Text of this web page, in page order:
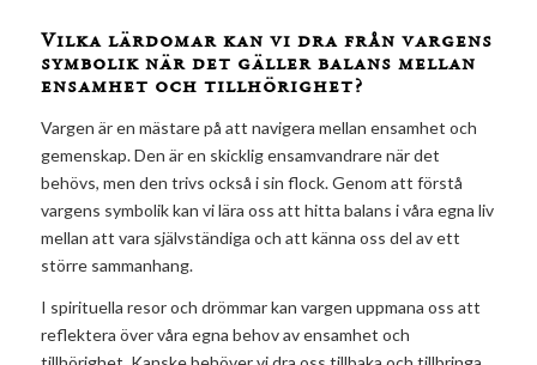
Vilka lärdomar kan vi dra från vargens
symbolik när det gäller balans mellan
ensamhet och tillhörighet?
Vargen är en mästare på att navigera mellan ensamhet och
gemenskap. Den är en skicklig ensamvandrare när det
behövs, men den trivs också i sin flock. Genom att förstå
vargens symbolik kan vi lära oss att hitta balans i våra egna liv
mellan att vara självständiga och att känna oss del av ett
större sammanhang.
I spirituella resor och drömmar kan vargen uppmana oss att
reflektera över våra egna behov av ensamhet och